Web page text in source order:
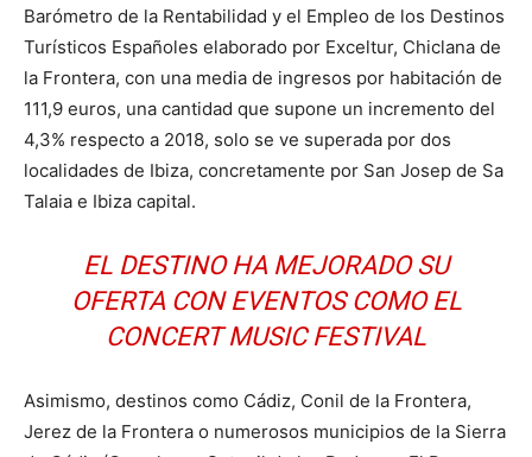
Barómetro de la Rentabilidad y el Empleo de los Destinos
Turísticos Españoles elaborado por Exceltur, Chiclana de
la Frontera, con una media de ingresos por habitación de
111,9 euros, una cantidad que supone un incremento del
4,3% respecto a 2018, solo se ve superada por dos
localidades de Ibiza, concretamente por San Josep de Sa
Talaia e Ibiza capital.
EL DESTINO HA MEJORADO SU
OFERTA CON EVENTOS COMO EL
CONCERT MUSIC FESTIVAL
Asimismo, destinos como Cádiz, Conil de la Frontera,
Jerez de la Frontera o numerosos municipios de la Sierra